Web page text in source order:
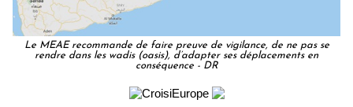
Le MEAE recommande de faire preuve de vigilance, de ne pas se
rendre dans les wadis (oasis), d’adapter ses déplacements en
conséquence - DR